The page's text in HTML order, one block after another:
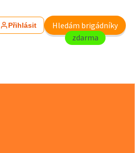
Přihlásit
Hledám brigádníky
zdarma